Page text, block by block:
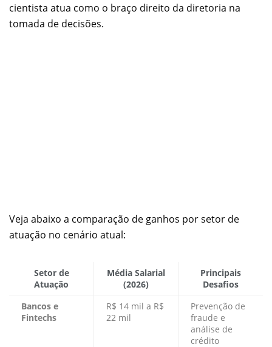
cientista atua como o braço direito da diretoria na
tomada de decisões.
Veja abaixo a comparação de ganhos por setor de
atuação no cenário atual:
Setor de
Atuação
Média Salarial
(2026)
Principais
Desafios
Bancos e
Fintechs
R$ 14 mil a R$
22 mil
Prevenção de
fraude e
análise de
crédito